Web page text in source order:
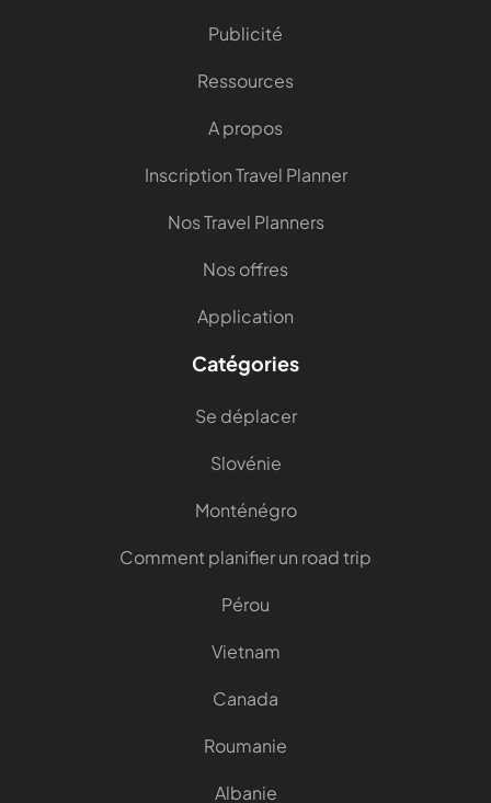
Publicité
Ressources
A propos
Inscription Travel Planner
Nos Travel Planners
Nos offres
Application
Catégories
Se déplacer
Slovénie
Monténégro
Comment planifier un road trip
Pérou
Vietnam
Canada
Roumanie
Albanie